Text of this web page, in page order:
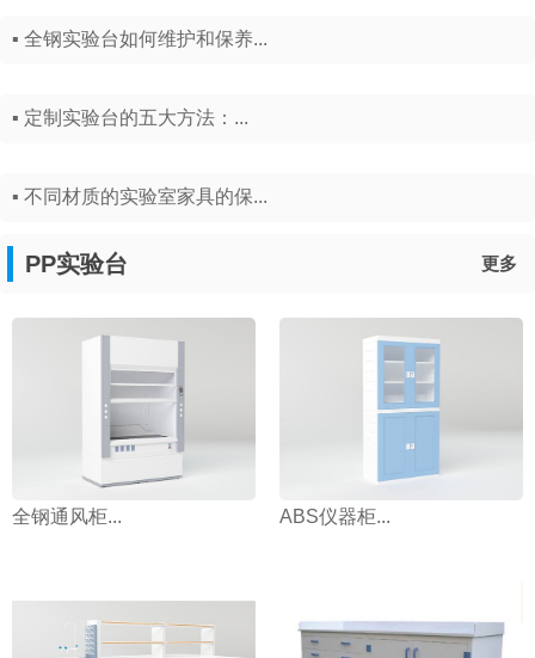
▪ 全钢实验台如何维护和保养...
▪ 定制实验台的五大方法：...
▪ 不同材质的实验室家具的保...
PP实验台 更多
全钢通风柜... ABS仪器柜...